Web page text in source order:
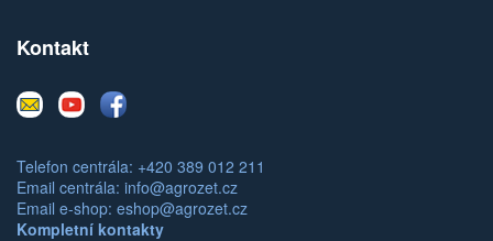
Kontakt
E-
mail
YoutubeFacebook
Telefon centrála: +420 389 012 211
Email centrála: info@agrozet.cz
Email e-shop: eshop@agrozet.cz
Kompletní kontakty